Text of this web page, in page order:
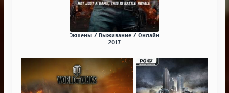
Экшены / Выживание / Онлайн
2017